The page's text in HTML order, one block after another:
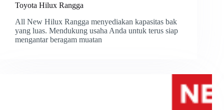
Toyota Hilux Rangga
All New Hilux Rangga menyediakan kapasitas bak
yang luas. Mendukung usaha Anda untuk terus siap
mengantar beragam muatan